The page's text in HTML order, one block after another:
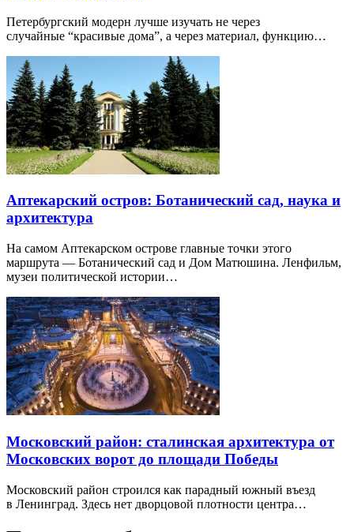
Петербургский модерн лучше изучать не через
случайные “красивые дома”, а через материал, функцию…
Аптекарский остров: Ботанический сад, наука и
архитектура
На самом Аптекарском острове главные точки этого
маршрута — Ботанический сад и Дом Матюшина. Ленфильм,
музеи политической истории…
Московский район: сталинская архитектура от
Московских ворот до площади Победы
Московский район строился как парадный южный въезд
в Ленинград. Здесь нет дворцовой плотности центра…